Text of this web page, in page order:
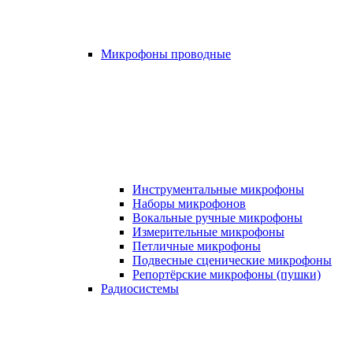
Микрофоны проводные
Инструментальные микрофоны
Наборы микрофонов
Вокальные ручные микрофоны
Измерительные микрофоны
Петличные микрофоны
Подвесные сценические микрофоны
Репортёрские микрофоны (пушки)
Радиосистемы